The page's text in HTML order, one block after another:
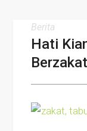
Berita
Hati
Berzakat